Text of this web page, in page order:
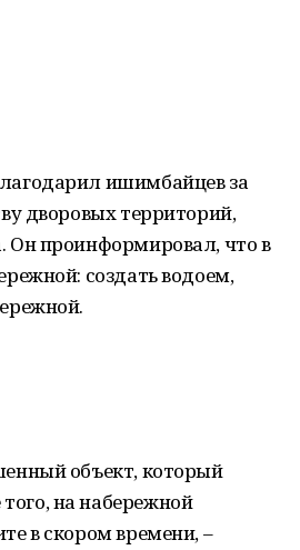
ишимбайцев за
дворовых территорий,
Он проинформировал, что в
создать водоем,
объект, который
на набережной
в скором времени, –